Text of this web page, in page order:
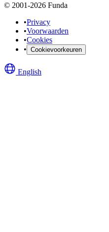
© 2001-2026 Funda
•Privacy
•Voorwaarden
•Cookies
• Cookievoorkeuren
English